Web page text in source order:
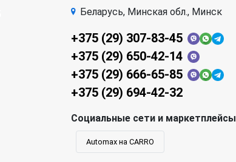
Беларусь, Минская обл., Минск
+375 (29) 307-83-45
+375 (29) 650-42-14
+375 (29) 666-65-85
+375 (29) 694-42-32
Социальные сети и маркетплейсы
Automax на CARRO